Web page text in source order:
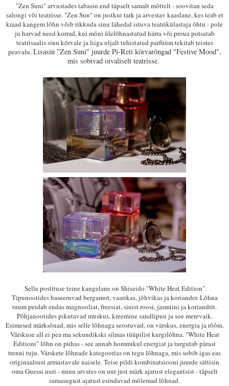
"Zen Suni" arvustades tabasin end täpselt samalt mõttelt - soovitan seda
salongi või teatrisse. "Zen Sun" on justkui tark ja arvestav kaaslane, kes teab et
kraad kangem lõhn võib rikkuda sinu lähedal istuva teatrikülastaja õhtu - pole
ju harvad need korrad, kui mõni ülelõhnastatud härra või proua potsatab
teatrisaalis sinu kõrvale ja liiga uljalt tuhistatud parfüüm tekitab teistes
peavalu. Lisasin "Zen Suni" juurde Pi-Reti kõrvarõngad "Festive Mood",
mis sobivad oivaliselt teatrisse.
Selle postituse teine kangelane on Shiseido "White Heat Edition".
Tipunootides baseeruvad bergamot, vaarikas, jõhvikas ja koriander. Lõhna
tuum peidab endas magnooliat, freesiat, sinist roosi, jasmiini ja koriandrit.
Põhjanootides pikutavad muskus, kreemine sandlipuu ja soe merevaik.
Esimesed märksõnad, mis selle lõhnaga seostuvad, on värskus, energia ja rõõm.
Värskuse all ei pea ma sekundikski silmas tüüpilist kurgilõhna. "White Heat
Editioni"lõhn on puhas - see annab hommikul energiat ja turgutab pärast
trenni tuju. Värskete lõhnade kategoorias on tegu lõhnaga, mis sobib igas eas
originaalsust armastavale naisele. Teise pildi kombinatsiooni juurde sättisin
oma Guessi uuri - minu arvates on uur just märk ajatust elegantsist - täpselt
samasugust ajatust esindavad mõlemad lõhnad.